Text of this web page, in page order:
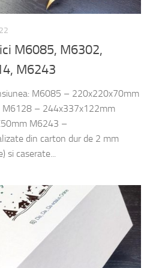
M6085, M6302,
M6243
M6085 – 220x220x70mm
– 244x337x122mm
M6243 –
din carton dur de 2 mm
si caserate...